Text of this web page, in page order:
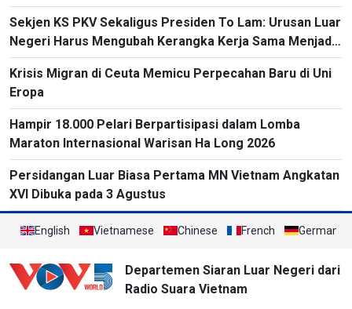
Impor
Sekjen KS PKV Sekaligus Presiden To Lam: Urusan Luar
Negeri Harus Mengubah Kerangka Kerja Sama Menjadi
Proyek-Proyek Konkret dan Menganggap Efektivitas
yang Substansial sebagai Tolok Ukur
Krisis Migran di Ceuta Memicu Perpecahan Baru di Uni
Eropa
Hampir 18.000 Pelari Berpartisipasi dalam Lomba
Maraton Internasional Warisan Ha Long 2026
Persidangan Luar Biasa Pertama MN Vietnam Angkatan
XVI Dibuka pada 3 Agustus
English Vietnamese Chinese French German
Departemen Siaran Luar Negeri dari
Radio Suara Vietnam